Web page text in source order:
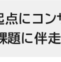
にコン
題に伴走